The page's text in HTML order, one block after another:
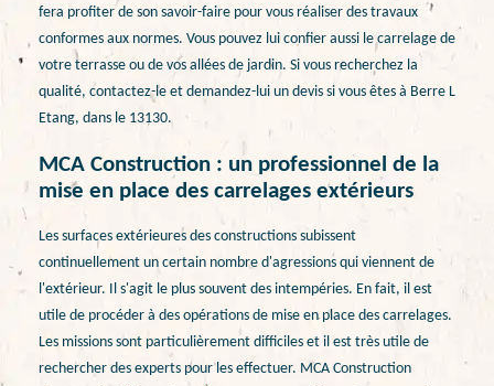
fera profiter de son savoir-faire pour vous réaliser des travaux
conformes aux normes. Vous pouvez lui confier aussi le carrelage de
votre terrasse ou de vos allées de jardin. Si vous recherchez la
qualité, contactez-le et demandez-lui un devis si vous êtes à Berre L
Etang, dans le 13130.
MCA Construction : un professionnel de la
mise en place des carrelages extérieurs
Les surfaces extérieures des constructions subissent
continuellement un certain nombre d'agressions qui viennent de
l'extérieur. Il s'agit le plus souvent des intempéries. En fait, il est
utile de procéder à des opérations de mise en place des carrelages.
Les missions sont particulièrement difficiles et il est très utile de
rechercher des experts pour les effectuer. MCA Construction